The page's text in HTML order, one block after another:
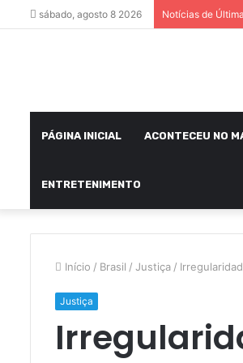
sábado, agosto 8 2026 Notícias de
PÁGINA INICIAL ACONTECEU NO
ENTRETENIMENTO
Início / Brasil / Justiça /
Justiça